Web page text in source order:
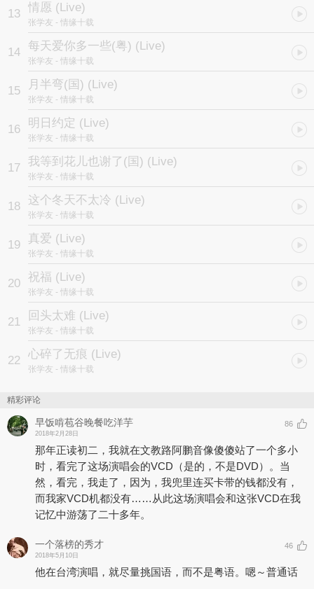
13 情愿 (Live)
张学友 - 情缘十载
14 每天爱你多一些(粤) (Live)
张学友 - 情缘十载
15 月半弯(国) (Live)
张学友 - 情缘十载
16 明日约定 (Live)
张学友 - 情缘十载
17 我等到花儿也谢了(国) (Live)
张学友 - 情缘十载
18 这个冬天不太冷 (Live)
张学友 - 情缘十载
19 真爱 (Live)
张学友 - 情缘十载
20 祝福 (Live)
张学友 - 情缘十载
21 回头太难 (Live)
张学友 - 情缘十载
22 心碎了无痕 (Live)
张学友 - 情缘十载
精彩评论
早饭啃苞谷晚餐吃洋芋
2018年2月28日
86
那年正读初二，我就在文教路阿鹏音像傻傻站了一个多小
时，看完了这场演唱会的VCD（是的，不是DVD）。当
然，看完，我走了，因为，我兜里连买卡带的钱都没有，
而我家VCD机都没有……从此这场演唱会和这张VCD在我
记忆中游荡了二十多年。
一个落榜的秀才
2018年5月10日
46
他在台湾演唱，就尽量挑国语，而不是粤语。嗯～普通话